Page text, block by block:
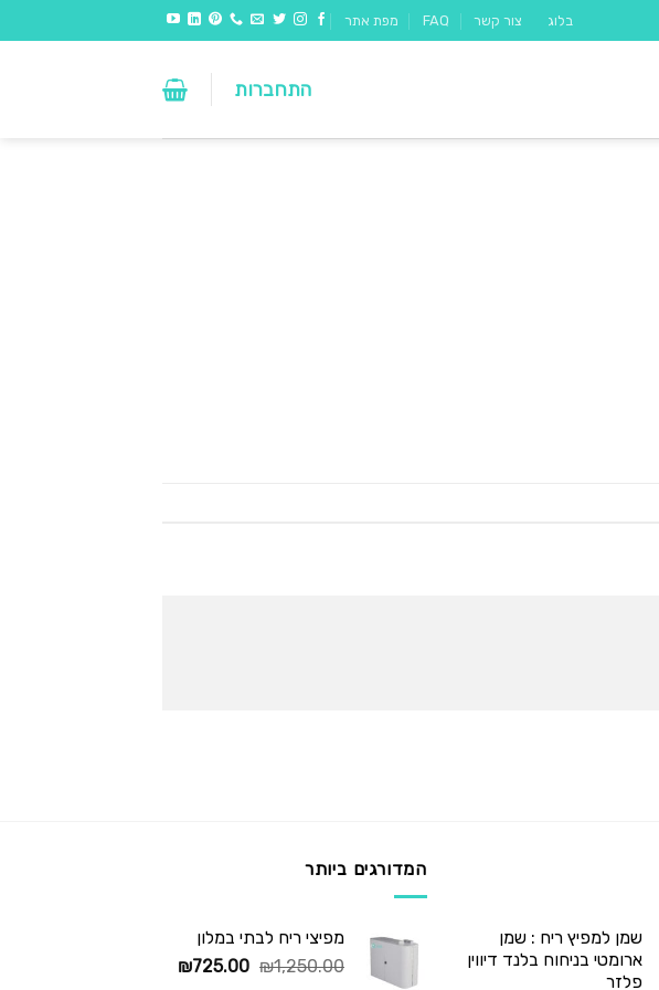
בלוג צור קשר FAQ מפת אתר
התחברות
שמן למפיץ ריח : שמן
ארומטי בניחוח בלנד דיווין
פלזר
המדורגים ביותר
מפיצי ריח לבתי במלון
₪1,250.00
המחיר
₪725.00
המחיר